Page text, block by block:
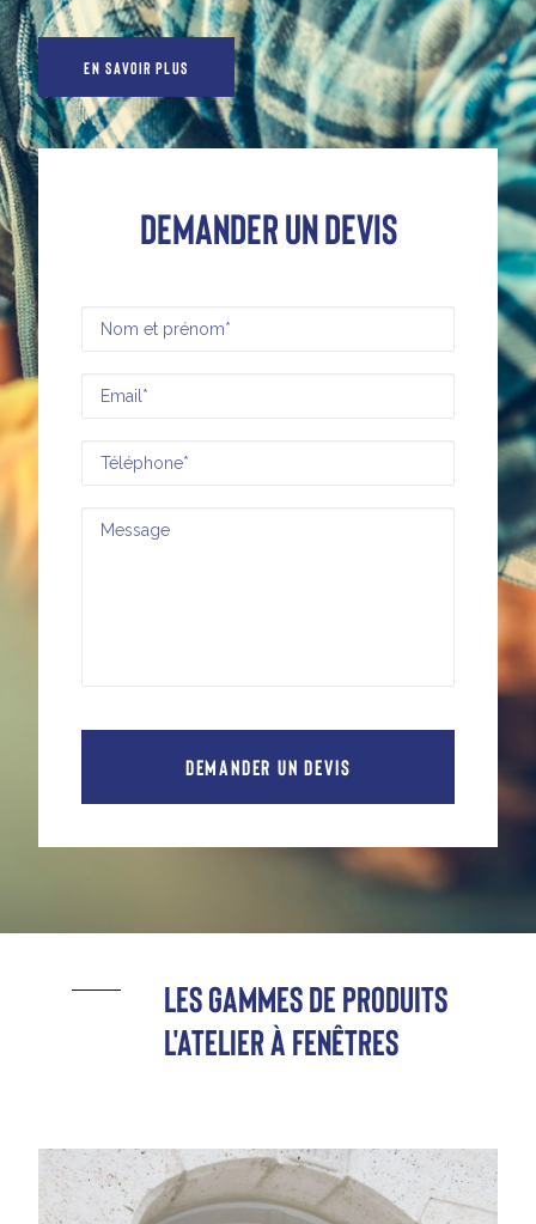
EN SAVOIR PLUS
Demander un devis
Les gammes de produits
l'atelier à fenêtres